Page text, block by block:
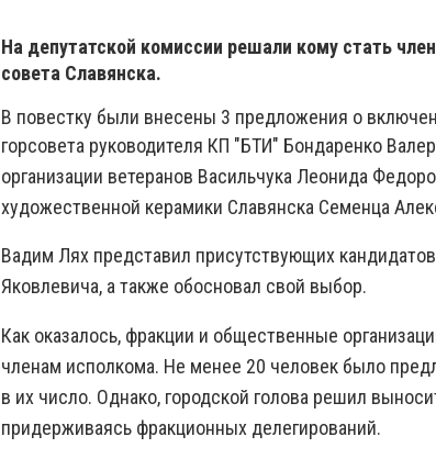
На депутатской комиссии решали кому стать
совета Славянска.
В повестку были внесены 3 предложения о
горсовета руководителя КП "БТИ" Бондаренко
организации ветеранов Васильчука Леонида
художественной керамики Славянска Семенца
Вадим Лях представил присутствующих
Яковлевича, а также обосновал свой выбор.
Как оказалось, фракции и общественные
членам исполкома. Не менее 20 человек было
в их число. Однако, городской голова решил
придерживаясь фракционных делегирований.